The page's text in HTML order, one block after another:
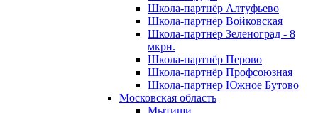
Школа-партнёр Алтуфьево
Школа-партнёр Войковская
Школа-партнёр Зеленоград - 8
мкрн.
Школа-партнёр Перово
Школа-партнёр Профсоюзная
Школа-партнер Южное Бутово
Московская область
Мытищи